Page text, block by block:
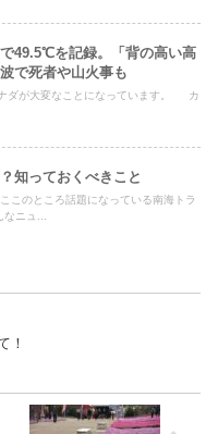
49.5℃を記録。「背の高い高
で死者や山火事も
ダが大変なことになっています。 カ
知っておくべきこと
このところ話題になっている南海トラ
ニュ...
！